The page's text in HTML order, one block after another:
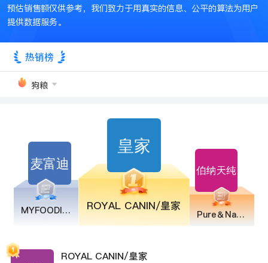
预估销售额仅供参考，我们致力于用真实的信息、公平的算法为用户
提供数据服务。
热销榜
狗粮
MYFOODIE/麦富迪 ROYAL CANIN/皇家
Pure＆Natural/伯纳天纯
ROYAL CANIN/皇家